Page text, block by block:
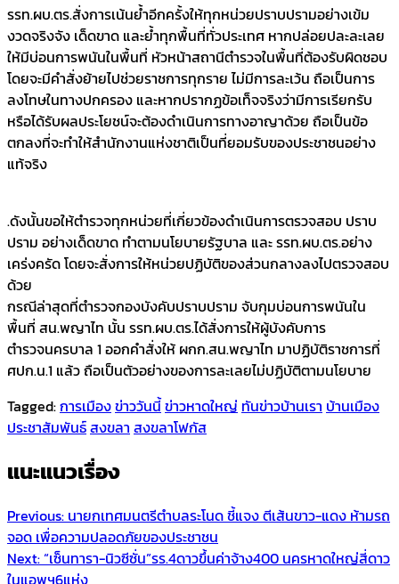
รรท.ผบ.ตร.สั่งการเน้นย้ำอีกครั้งให้ทุกหน่วยปราบปรามอย่างเข้ม
งวดจริงจัง เด็ดขาด และย้ำทุกพื้นที่ทั่วประเทศ หากปล่อยปละละเลย
ให้มีบ่อนการพนันในพื้นที่ หัวหน้าสถานีตำรวจในพื้นที่ต้องรับผิดชอบ
โดยจะมีคำสั่งย้ายไปช่วยราชการทุกราย ไม่มีการละเว้น ถือเป็นการ
ลงโทษในทางปกครอง และหากปรากฏข้อเท็จจริงว่ามีการเรียกรับ
หรือได้รับผลประโยชน์จะต้องดำเนินการทางอาญาด้วย ถือเป็นข้อ
ตกลงที่จะทำให้สำนักงานแห่งชาติเป็นที่ยอมรับของประชาชนอย่าง
แท้จริง
.ดังนั้นขอให้ตำรวจทุกหน่วยที่เกี่ยวข้องดำเนินการตรวจสอบ ปราบ
ปราม อย่างเด็ดขาด ทำตามนโยบายรัฐบาล และ รรท.ผบ.ตร.อย่าง
เคร่งครัด โดยจะสั่งการให้หน่วยปฏิบัติของส่วนกลางลงไปตรวจสอบ
ด้วย
กรณีล่าสุดที่ตำรวจกองบังคับปราบปราม จับกุมบ่อนการพนันใน
พื้นที่ สน.พญาไท นั้น รรท.ผบ.ตร.ได้สั่งการให้ผู้บังคับการ
ตำรวจนครบาล 1 ออกคำสั่งให้ ผกก.สน.พญาไท มาปฏิบัติราชการที่
ศปก.น.1 แล้ว ถือเป็นตัวอย่างของการละเลยไม่ปฏิบัติตามนโยบาย
Tagged:การเมืองข่าววันนี้ข่าวหาดใหญ่ ทันข่าวบ้านเรา บ้านเมือง
ประชาสัมพันธ์สงขลา สงขลาโฟกัส
แนะแนวเรื่อง
Previous: นายกเทศมนตรีตำบลระโนด ชี้แจง ตีเส้นขาว-แดง ห้ามรถ
จอด เพื่อความปลอดภัยของประชาชน
Next:“เซ็นทารา-นิวซีซั่น”รร.4ดาวขึ้นค่าจ้าง400 นครหาดใหญ่สี่ดาว
ในแอพฯ6แห่ง